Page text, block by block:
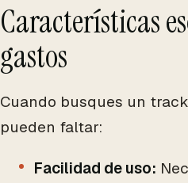
Características
gastos
Cuando busques un
pueden faltar:
Facilidad de uso: